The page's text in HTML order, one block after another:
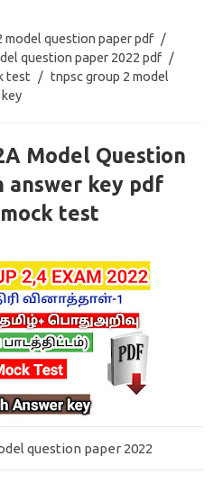
question paper pdf /
question paper 2022 pdf /
test / tnpsc group 2 model
Model Question
answer key pdf
test
question paper 2022